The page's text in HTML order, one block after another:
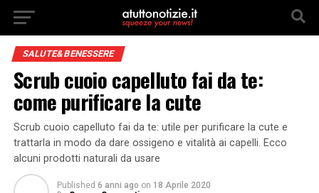
SALUTE&BENESSERE
Scrub cuoio capelluto fai da te:
come purificare la cute
Scrub cuoio capelluto fai da te: utile per purificare la cute e
trattarla in modo da dare ossigeno e vitalità ai capelli. Ecco
alcuni prodotti naturali da usare
Published 6 anni ago on 18 Aprile 2020